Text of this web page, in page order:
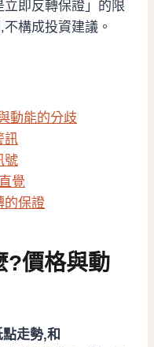
即反轉保證」的限
構成投資建議。
動能的分歧
訊
號
覺
的保證
?價格與動
走勢,和